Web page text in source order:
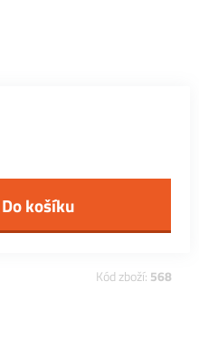
Kód zboží: 568